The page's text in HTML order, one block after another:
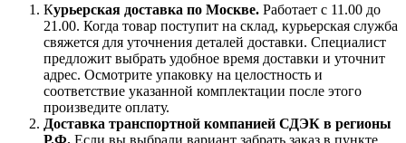
Курьерская доставка по Москве. Работает с 11.00 до
21.00. Когда товар поступит на склад, курьерская служба
свяжется для уточнения деталей доставки. Специалист
предложит выбрать удобное время доставки и уточнит
адрес. Осмотрите упаковку на целостность и
соответствие указанной комплектации после этого
произведите оплату.
Доставка транспортной компанией СДЭК в регионы
Р.Ф. Если вы выбрали вариант забрать заказ в пункте